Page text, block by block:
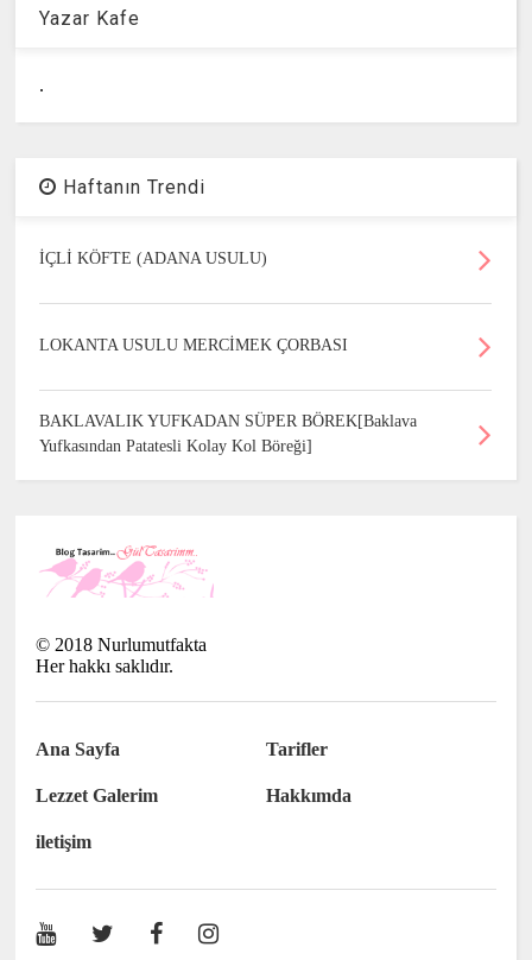
Yazar Kafe
.
Haftanın Trendi
İÇLİ KÖFTE (ADANA USULU)
LOKANTA USULU MERCİMEK ÇORBASI
BAKLAVALIK YUFKADAN SÜPER BÖREK[Baklava
Yufkasından Patatesli Kolay Kol Böreği]
© 2018 Nurlumutfakta
Her hakkı saklıdır.
Ana Sayfa Tarifler
Lezzet Galerim Hakkımda
iletişim